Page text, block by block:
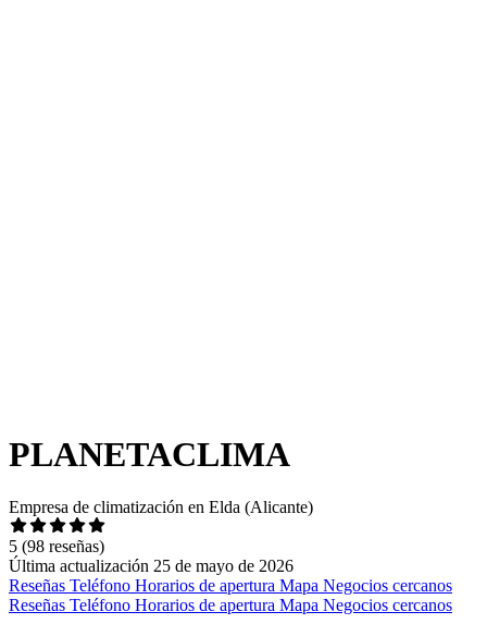
PLANETACLIMA
Empresa de climatización en Elda (Alicante)
5 (98 reseñas)
Última actualización 25 de mayo de 2026
Reseñas Teléfono Horarios de apertura Mapa Negocios cercanos
Reseñas Teléfono Horarios de apertura Mapa Negocios cercanos